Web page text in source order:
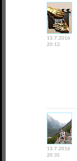
13.7.2016
20:12
13.7.2016
20:35